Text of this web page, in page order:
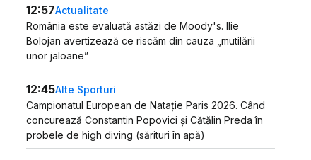
12:57Actualitate
România este evaluată astăzi de Moody's. Ilie
Bolojan avertizează ce riscăm din cauza „mutilării
unor jaloane”
12:45Alte Sporturi
Campionatul European de Natație Paris 2026. Când
concurează Constantin Popovici și Cătălin Preda în
probele de high diving (sărituri în apă)